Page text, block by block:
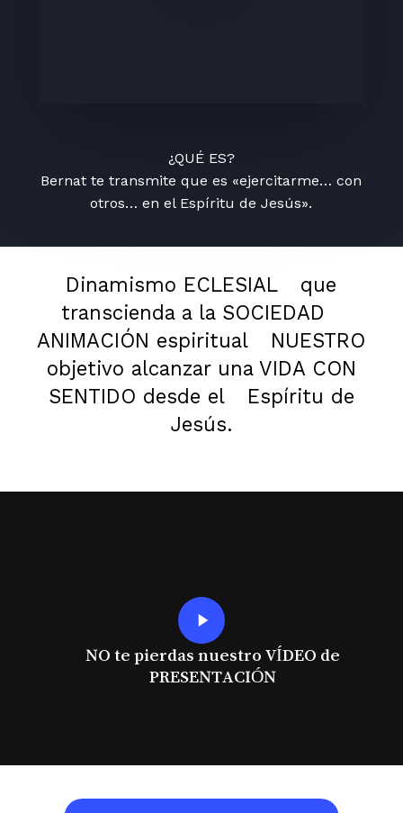
¿QUÉ ES?
Bernat te transmite que es «ejercitarme… con
otros… en el Espíritu de Jesús».
Dinamismo ECLESIAL
que
transcienda a la SOCIEDAD
ANIMACIÓN espiritual
NUESTRO
objetivo alcanzar una VIDA CON
SENTIDO desde el
Espíritu de
Jesús.
Play
Video
NO te pierdas nuestro VÍDEO de
PRESENTACIÓN